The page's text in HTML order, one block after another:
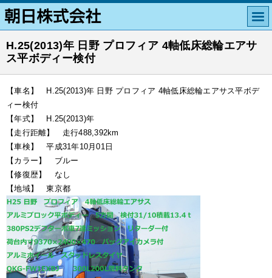
H.25(2013)年 日野 プロフィア 4軸低床総輪エアサ
ス平ボディー検付
【車名】 H.25(2013)年 日野 プロフィア 4軸低床総輪エアサス平ボデ
ィー検付
【年式】 H.25(2013)年
【走行距離】 走行488,392km
【車検】 平成31年10月01日
【カラー】 ブルー
【修復歴】 なし
【地域】 東京都